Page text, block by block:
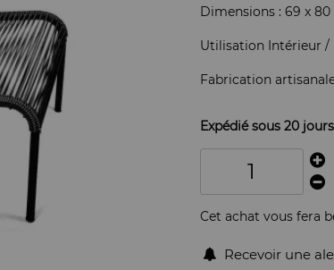
Dimensions : 69 x
Utilisation Intérieur /
Fabrication
Expédié sous 20 jours
Cet achat vous fera
Recevoir une